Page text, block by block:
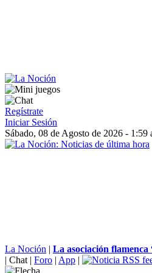
Regístrate
Iniciar Sesión
Sábado, 08 de Agosto de 2026 - 1:59
La Noción | La asociación
| Chat | Foro | App |